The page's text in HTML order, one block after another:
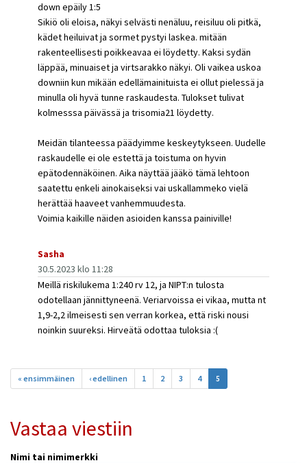
down epäily 1:5
Sikiö oli eloisa, näkyi selvästi nenäluu, reisiluu oli pitkä,
kädet heiluivat ja sormet pystyi laskea. mitään
rakenteellisesti poikkeavaa ei löydetty. Kaksi sydän
läppää, minuaiset ja virtsarakko näkyi. Oli vaikea uskoa
downiin kun mikään edellämainituista ei ollut pielessä ja
minulla oli hyvä tunne raskaudesta. Tulokset tulivat
kolmesssa päivässä ja trisomia21 löydetty.
Meidän tilanteessa päädyimme keskeytykseen. Uudelle
raskaudelle ei ole estettä ja toistuma on hyvin
epätodennäköinen. Aika näyttää jääkö tämä lehtoon
saatettu enkeli ainokaiseksi vai uskallammeko vielä
herättää haaveet vanhemmuudesta.
Voimia kaikille näiden asioiden kanssa painiville!
Sasha
30.5.2023 klo 11:28
Meillä riskilukema 1:240 rv 12, ja NIPT:n tulosta
odotellaan jännittyneenä. Veriarvoissa ei vikaa, mutta nt
1,9-2,2 ilmeisesti sen verran korkea, että riski nousi
noinkin suureksi. Hirveätä odottaa tuloksia :(
Sivut
« ensimmäinen ‹ edellinen 1 2 3 4 5
Vastaa viestiin
Nimi tai nimimerkki